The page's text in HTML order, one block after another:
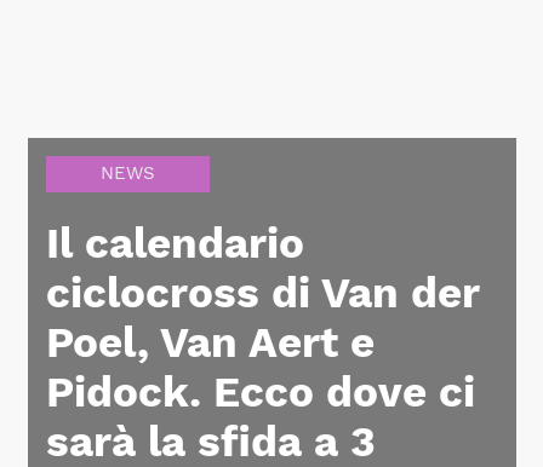
NEWS
Il calendario
ciclocross di Van der
Poel, Van Aert e
Pidock. Ecco dove ci
sarà la sfida a 3